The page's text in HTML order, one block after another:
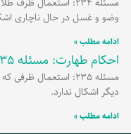
وضو و غسل در حال ناچاری
ادامه مطلب »
احکام طهارت: مسئله 235
مسئله 235: استعمال
دیگر اشکال ندارد.
ادامه مطلب »